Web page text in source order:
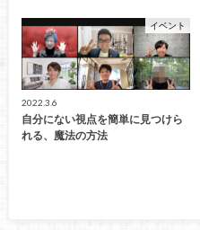
イベント
2022.3.6
自分にない視点を簡単に見つけら
れる、魔法の方法